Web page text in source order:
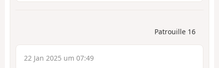
Patrouille 16
22 Jan 2025 um 07:49